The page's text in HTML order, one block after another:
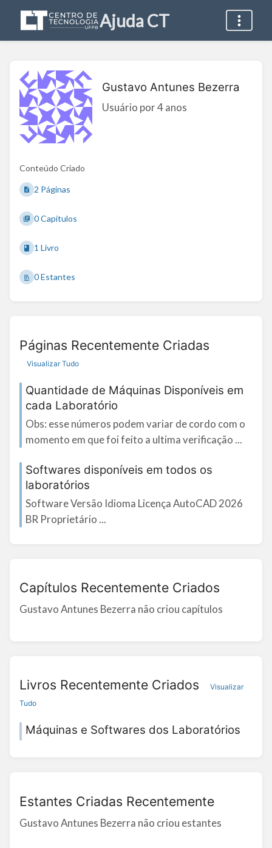
Ajuda CT
Gustavo Antunes Bezerra
Usuário por 4 anos
Conteúdo Criado
2 Páginas
0 Capítulos
1 Livro
0 Estantes
Páginas Recentemente Criadas
Visualizar Tudo
Quantidade de Máquinas Disponíveis em
cada Laboratório
Obs: esse números podem variar de cordo com o
momento em que foi feito a ultima verificação ...
Softwares disponíveis em todos os
laboratórios
Software Versão Idioma Licença AutoCAD 2026
BR Proprietário ...
Capítulos Recentemente Criados
Gustavo Antunes Bezerra não criou capítulos
Livros Recentemente Criados
Visualizar
Tudo
Máquinas e Softwares dos Laboratórios
Estantes Criadas Recentemente
Gustavo Antunes Bezerra não criou estantes